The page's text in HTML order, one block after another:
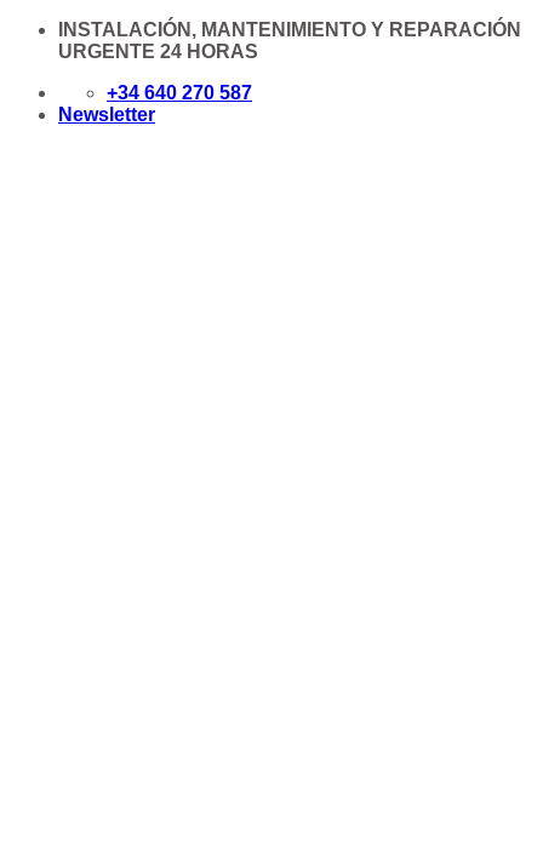
Saltar
INSTALACIÓN, MANTENIMIENTO Y REPARACIÓN
URGENTE 24 HORAS
+34 640 270 587
Newsletter